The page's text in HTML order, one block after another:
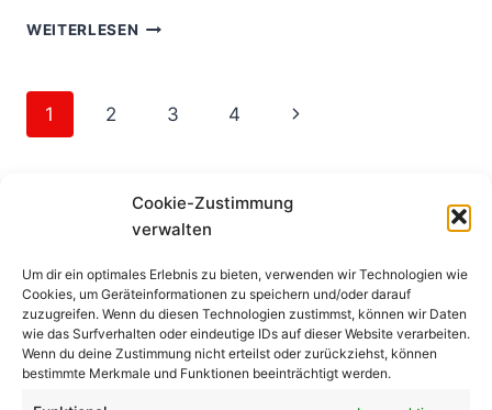
Cookie-Zustimmung
verwalten
Um dir ein optimales Erlebnis zu bieten, verwenden wir Technologien wie
Cookies, um Geräteinformationen zu speichern und/oder darauf
zuzugreifen. Wenn du diesen Technologien zustimmst, können wir Daten
wie das Surfverhalten oder eindeutige IDs auf dieser Website verarbeiten.
Wenn du deine Zustimmung nicht erteilst oder zurückziehst, können
bestimmte Merkmale und Funktionen beeinträchtigt werden.
WEITERLESEN DÜRING,
Seitennavigation
1 2 3 4
Nächste